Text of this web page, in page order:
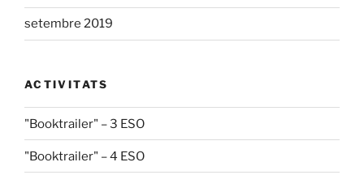
setembre 2019
ACTIVITATS
"Booktrailer" – 3 ESO
"Booktrailer" – 4 ESO